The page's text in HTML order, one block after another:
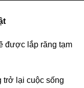
được lắp răng tạm
trở lại cuộc sống